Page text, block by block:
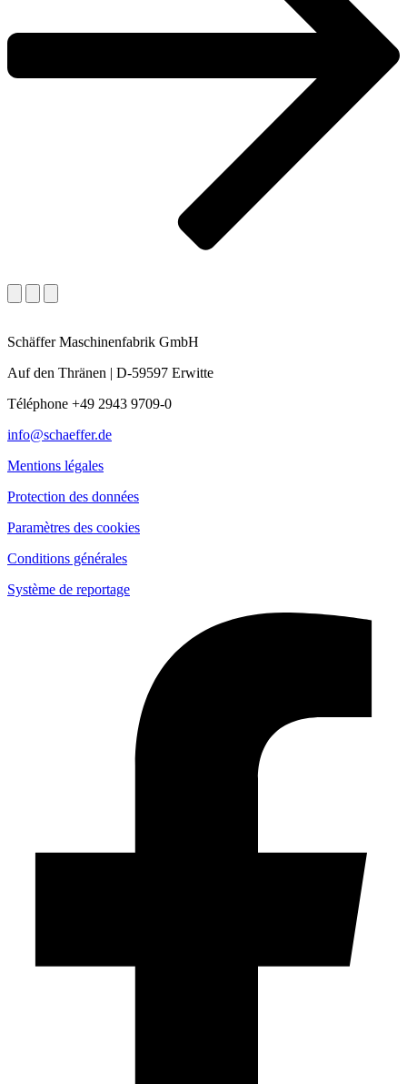
Schäffer Maschinenfabrik GmbH
Auf den Thränen | D-59597 Erwitte
Téléphone +49 2943 9709-0
info@schaeffer.de
Mentions légales
Protection des données
Paramètres des cookies
Conditions générales
Système de reportage